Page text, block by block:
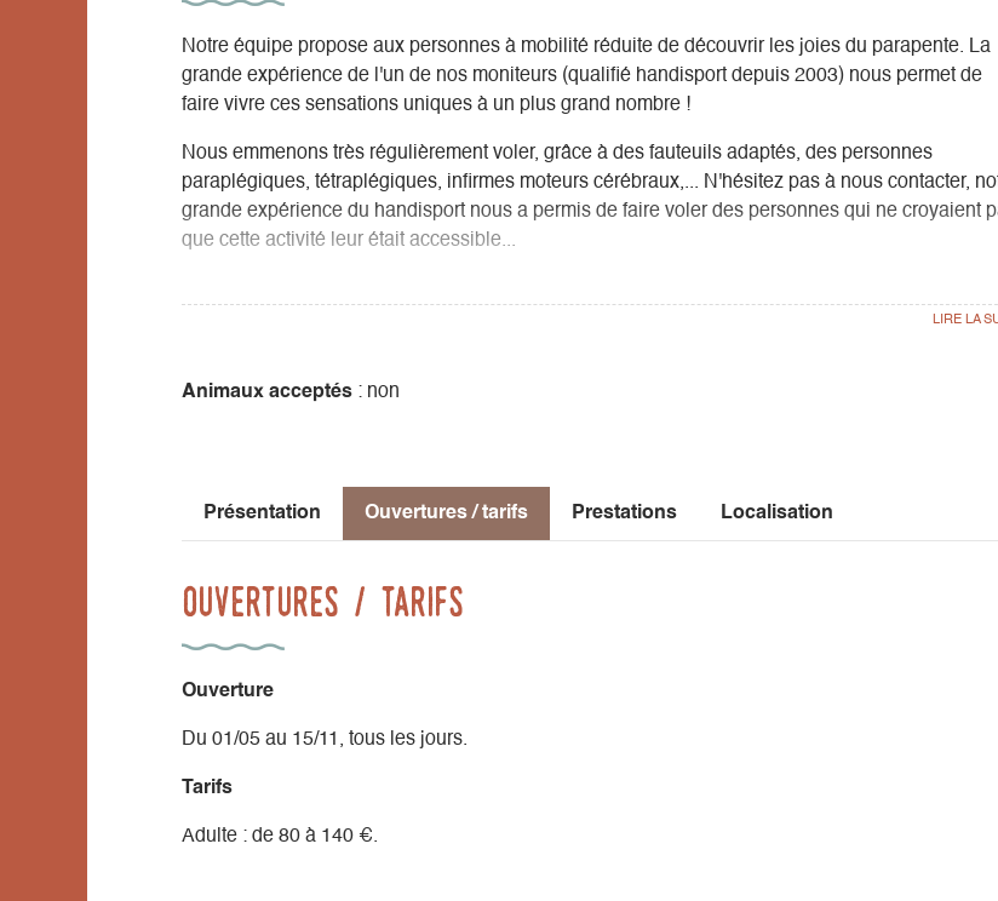
Notre équipe propose aux personnes à mobilité réduite de découvrir les joies du parapente. La
grande expérience de l'un de nos moniteurs (qualifié handisport depuis 2003) nous permet de
faire vivre ces sensations uniques à un plus grand nombre !
Nous emmenons très régulièrement voler, grâce à des fauteuils adaptés, des personnes
paraplégiques, tétraplégiques, infirmes moteurs cérébraux,... N'hésitez pas à nous contacter,
grande expérience du handisport nous a permis de faire voler des personnes qui ne croyaient
que cette activité leur était accessible...
les handicaps les plus "lourds", nous conseillons de découvrir les sensations en l'air par des
Le fauteuil de vol peut également être un outil utilisé dans le cadre de seniors dont l'état
Animaux acceptés : non
Présentation Ouvertures / tarifs Prestations Localisation
Ouvertures / tarifs
Ouverture
Du 01/05 au 15/11, tous les jours.
Tarifs
Adulte : de 80 à 140 €.